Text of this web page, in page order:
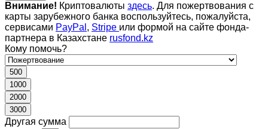
Внимание! Криптовалюты здесь. Для пожертвования с
карты зарубежного банка воспользуйтесь, пожалуйста,
сервисами PayPal , Stripe или формой на сайте фонда-
партнера в Казахстане rusfond.kz
Кому помочь?
500
1000
2000
3000
Другая сумма